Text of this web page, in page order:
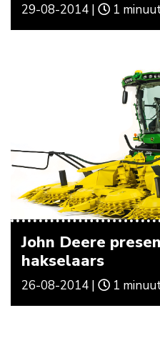
29-08-2014 | 1
John Deere
hakselaars
26-08-2014 | 1